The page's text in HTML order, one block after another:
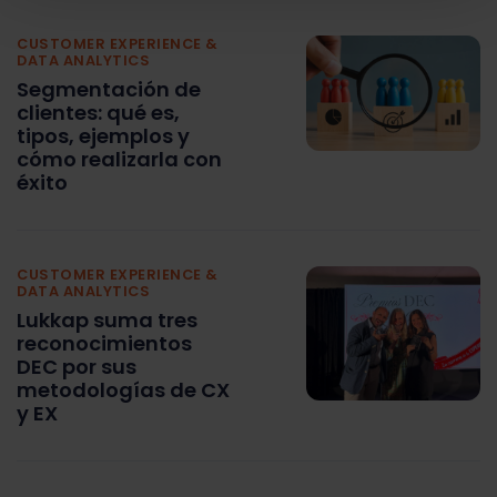
CUSTOMER EXPERIENCE &
DATA ANALYTICS
Segmentación de
clientes: qué es,
tipos, ejemplos y
cómo realizarla con
éxito
CUSTOMER EXPERIENCE &
DATA ANALYTICS
Lukkap suma tres
reconocimientos
DEC por sus
metodologías de CX
y EX